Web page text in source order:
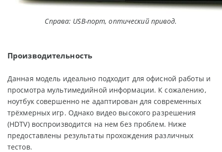
Справа: USB-порт, оптический привод.
Производительность
Данная модель идеально подходит для офисной работы и
просмотра мультимедийной информации. К сожалению,
ноутбук совершенно не адаптирован для современных
трёхмерных игр. Однако видео высокого разрешения
(HDTV) воспроизводится на нем без проблем. Ниже
предоставлены результаты прохождения различных
тестов.